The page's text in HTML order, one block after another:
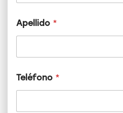
Apellido *
Teléfono *